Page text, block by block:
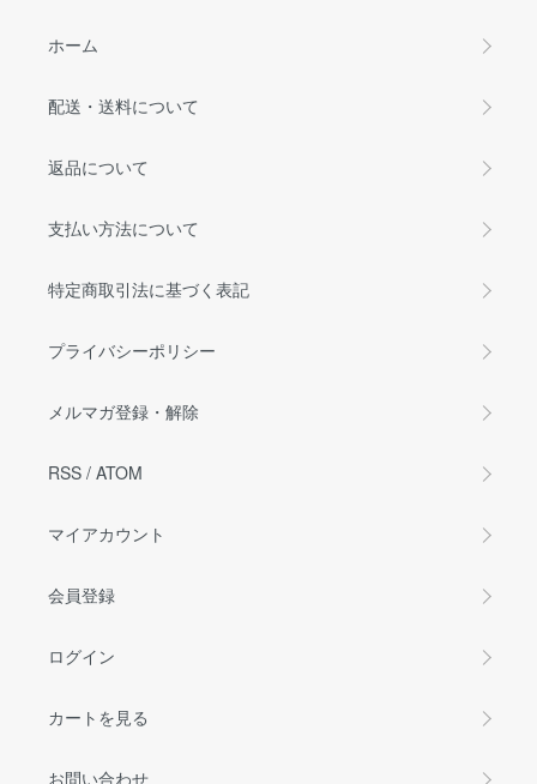
ホーム
配送・送料について
返品について
支払い方法について
特定商取引法に基づく表記
プライバシーポリシー
メルマガ登録・解除
RSS / ATOM
マイアカウント
会員登録
ログイン
カートを見る
お問い合わせ